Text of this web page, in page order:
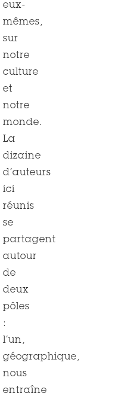
eux-
mêmes,
sur
notre
culture
et
notre
monde.
La
dizaine
d’auteurs
ici
réunis
se
partagent
autour
de
deux
pôles
:
l’un,
géographique,
nous
entraîne